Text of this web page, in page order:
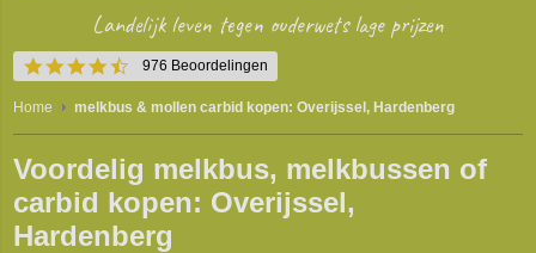
4.5
star
rating
976 Beoordelingen
Landelijk leven tegen ouderwets lage prijzen
Home melkbus & mollen carbid kopen: Overijssel, Hardenberg
Voordelig melkbus, melkbussen of
carbid kopen: Overijssel,
Hardenberg